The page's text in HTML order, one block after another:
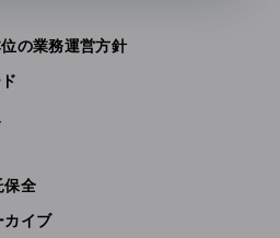
の業務運営方針
保全
カイブ